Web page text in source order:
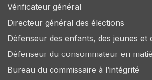
Vérificateur général
Directeur général des élections
Défenseur des enfants, des jeunes et
Défenseur du consommateur en
Bureau du commissaire à l’intégrité